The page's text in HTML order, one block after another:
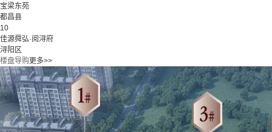
宝梁东苑
都昌县
10
佳源舜弘·阅浔府
浔阳区
楼盘导购更多>>